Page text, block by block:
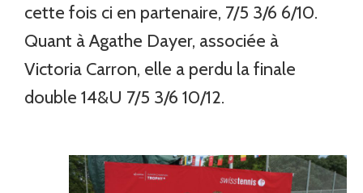
cette fois ci en partenaire, 7/5 3/6 6/10.
Quant à Agathe Dayer, associée à
Victoria Carron, elle a perdu la finale
double 14&U 7/5 3/6 10/12.